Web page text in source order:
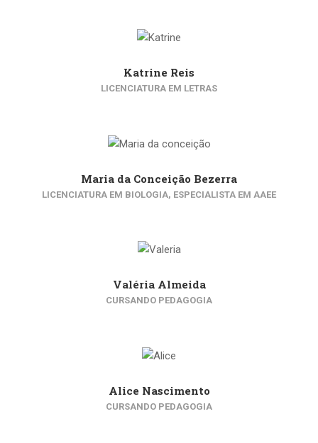
Katrine Reis
LICENCIATURA EM LETRAS
Maria da Conceição Bezerra
LICENCIATURA EM BIOLOGIA, ESPECIALISTA EM AAEE
Valéria Almeida
CURSANDO PEDAGOGIA
Alice Nascimento
CURSANDO PEDAGOGIA